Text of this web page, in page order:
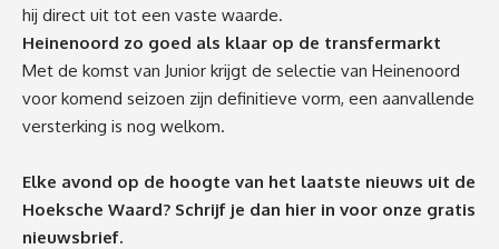
hij direct uit tot een vaste waarde.
Heinenoord zo goed als klaar op de transfermarkt
Met de komst van Junior krijgt de selectie van Heinenoord
voor komend seizoen zijn definitieve vorm, een aanvallende
versterking is nog welkom.
Elke avond op de hoogte van het laatste nieuws uit de
Hoeksche Waard? Schrijf je dan hier in voor onze gratis
nieuwsbrief.